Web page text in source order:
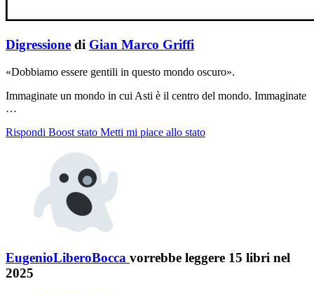
Digressione di Gian Marco Griffi
«Dobbiamo essere gentili in questo mondo oscuro».
Immaginate un mondo in cui Asti è il centro del mondo. Immaginate
…
Rispondi Boost stato Metti mi piace allo stato
EugenioLiberoBocca vorrebbe leggere 15 libri nel
2025